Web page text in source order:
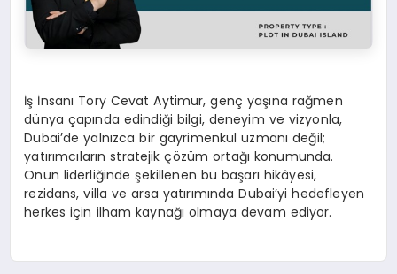
İş İnsanı Tory Cevat Aytimur, genç yaşına rağmen
dünya çapında edindiği bilgi, deneyim ve vizyonla,
Dubai’de yalnızca bir gayrimenkul uzmanı değil;
yatırımcıların stratejik çözüm ortağı konumunda.
Onun liderliğinde şekillenen bu başarı hikâyesi,
rezidans, villa ve arsa yatırımında Dubai’yi hedefleyen
herkes için ilham kaynağı olmaya devam ediyor.